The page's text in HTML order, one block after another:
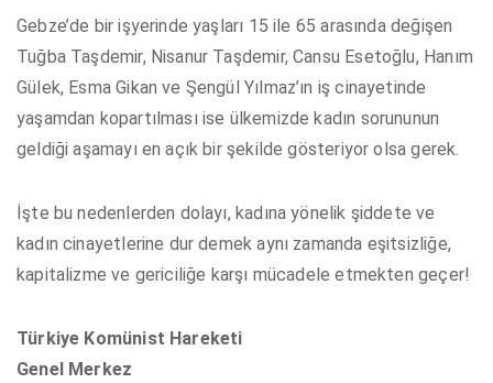
Gebze’de bir işyerinde yaşları 15 ile 65 arasında değişen
Tuğba Taşdemir, Nisanur Taşdemir, Cansu Esetoğlu, Hanım
Gülek, Esma Gikan ve Şengül Yılmaz’ın iş cinayetinde
yaşamdan kopartılması ise ülkemizde kadın sorununun
geldiği aşamayı en açık bir şekilde gösteriyor olsa gerek.
İşte bu nedenlerden dolayı, kadına yönelik şiddete ve
kadın cinayetlerine dur demek aynı zamanda eşitsizliğe,
kapitalizme ve gericiliğe karşı mücadele etmekten geçer!
Türkiye Komünist Hareketi
Genel Merkez